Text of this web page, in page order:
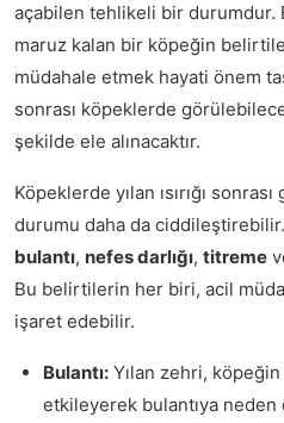
açabilen tehlikeli bir durumdur.
maruz kalan bir köpeğin
müdahale etmek hayati önem
sonrası köpeklerde
şekilde ele alınacaktır.
Köpeklerde yılan ısırığı
durumu daha da
bulantı, nefes darlığı, titreme
Bu belirtilerin her biri, acil
işaret edebilir.
Bulantı: Yılan zehri,
etkileyerek bulantıya